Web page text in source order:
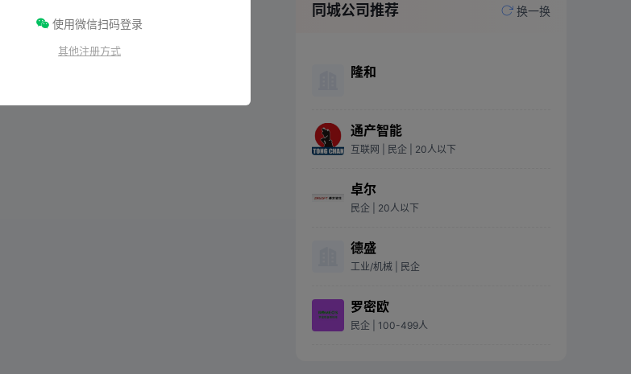
同城公司推荐 换一换
隆和
通产智能
互联网 | 民企 | 20人以下
卓尔
民企 | 20人以下
德盛
工业/机械 | 民企
罗密欧
民企 | 100-499人
使用微信扫码登录
其他注册方式